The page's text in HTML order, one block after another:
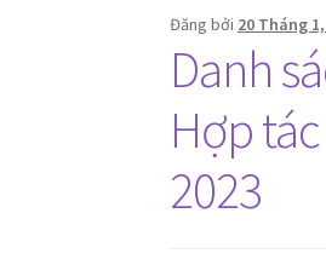
Đăng bởi 20 Tháng
Danh
Hợp
2023